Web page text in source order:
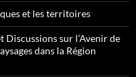
et les territoires
Discussions sur l’Avenir de
dans la Région